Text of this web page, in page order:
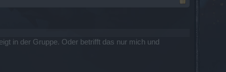
in der Gruppe. Oder betrifft das nur mich und